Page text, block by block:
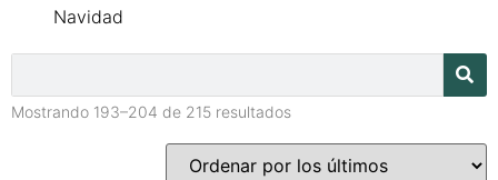
Navidad
Mostrando 193–204 de 215 resultados